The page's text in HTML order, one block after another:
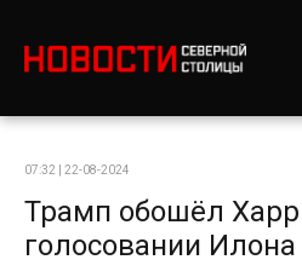
07:32 | 22-08-2024
Трамп обошёл
голосовании